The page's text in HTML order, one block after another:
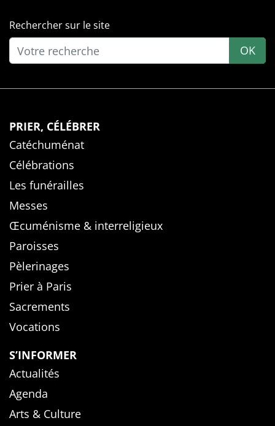
Rechercher sur le site
OK
PRIER, CÉLÉBRER
Catéchuménat
Célébrations
Les funérailles
Messes
Œcuménisme & interreligieux
Paroisses
Pèlerinages
Prier à Paris
Sacrements
Vocations
S’INFORMER
Actualités
Agenda
Arts & Culture